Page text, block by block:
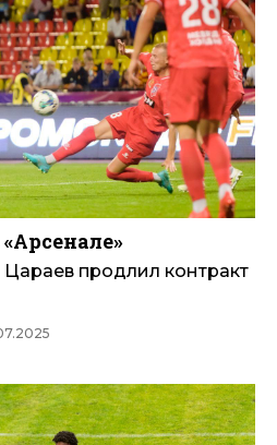
продлил контракт